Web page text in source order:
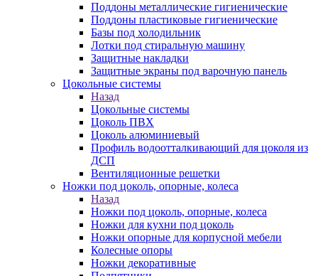
Поддоны металлические гигиенические
Поддоны пластиковые гигиенические
Базы под холодильник
Лотки под стиральную машину
Защитные накладки
Защитные экраны под варочную панель
Цокольные системы
Назад
Цокольные системы
Цоколь ПВХ
Цоколь алюминиевый
Профиль водоотталкивающий для цоколя из
ДСП
Вентиляционные решетки
Ножки под цоколь, опорные, колеса
Назад
Ножки под цоколь, опорные, колеса
Ножки для кухни под цоколь
Ножки опорные для корпусной мебели
Колесные опоры
Ножки декоративные